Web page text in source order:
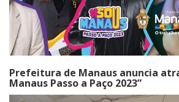
Prefeitura de Manaus anuncia
Manaus Passo a Paço 2023”